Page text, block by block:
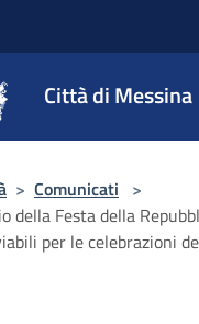
Città di Messina
> Comunicati >
della Festa della
per le celebrazioni